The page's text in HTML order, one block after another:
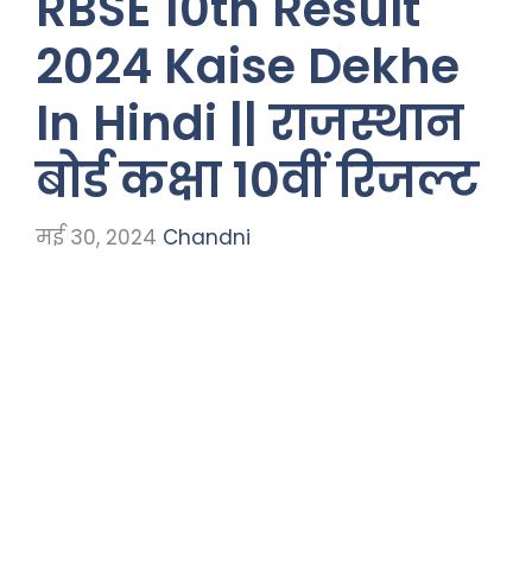
2024 Kaise Dekhe
In Hindi || राजस्थान
बोर्ड कक्षा 10वीं रिजल्ट
मई 30, 2024 Chandni